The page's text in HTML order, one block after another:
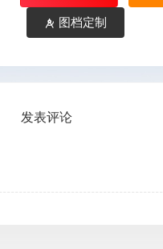
图档定制
发表评论